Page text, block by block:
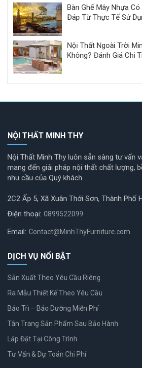
Bàn Ghế Mây Nhựa
Đáp Từ Thực Tế Sử
Nội Thất Ngoài Trời
Không? Đánh Giá Chi
NỘI THẤT MINH THY
Nội Thất Minh Thy luôn sẵn sàng tư vấn
mang đến giải pháp nội thất chất lượng,
nhu cầu của Quý khách.
2C2 Ấp 5, Xã Xuân Thới Sơn, Thành Phố
Điện thoại: 0899522099
Email: Contact@MinhThyFurniture.com
DỊCH VỤ NỔI BẬT
Sản Xuất Theo Yêu Cầu Riêng
Ra Mẫu Thiết Kế Theo Yêu Cầu
Bảo Trì – Bảo Dưỡng Miễn Phí
Tân Trang Sản Phẩm Sau Bảo Hành
Lắp Đặt Tại Công Trình
Tư Vấn & Dự Toán Chi Phí